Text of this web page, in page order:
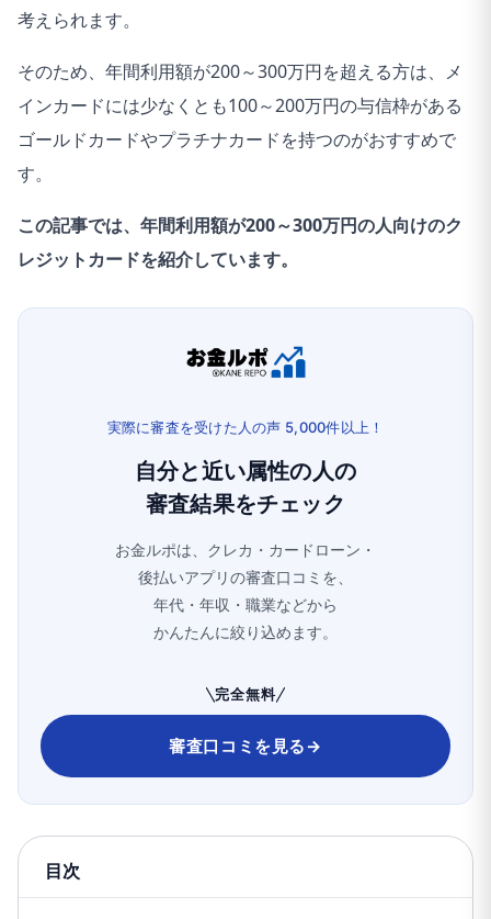
考えられます。
そのため、年間利用額が200～300万円を超える方は、メ
インカードには少なくとも100～200万円の与信枠がある
ゴールドカードやプラチナカードを持つのがおすすめで
す。
この記事では、年間利用額が200～300万円の人向けのク
レジットカードを紹介しています。
実際に審査を受けた人の声 5,000件以上！
自分と近い属性の人の
審査結果をチェック
お金ルポは、クレカ・カードローン・
後払いアプリの審査口コミを、
年代・年収・職業などから
かんたんに絞り込めます。
完全無料
審査口コミを見る→
目次